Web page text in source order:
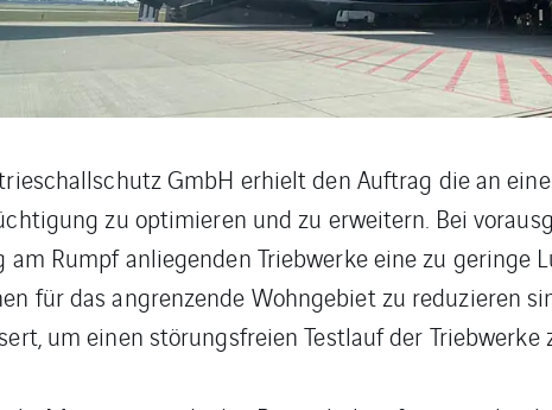
GmbH erhielt den Auftrag die an
zu optimieren und zu erweitern. Bei
am Rumpf anliegenden Triebwerke eine zu geringe
für das angrenzende Wohngebiet zu reduzieren
um einen störungsfreien Testlauf der Triebwerke